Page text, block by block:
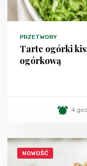
PRZETWORY
Tarte ogórki
ogórkową
4
NOWOŚĆ